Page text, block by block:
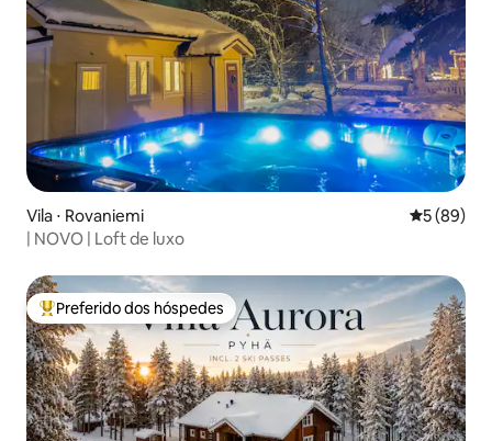
Vila ⋅ Rovaniemi 5 de uma
5 (89)
| NOVO | Loft de luxo
Entre os melhores preferidos dos hóspedes
Preferido dos hóspedes